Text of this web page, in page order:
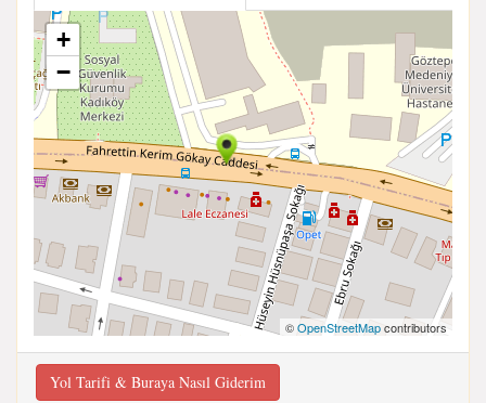
+
−
©OpenStreetMapcontributors
Yol Tarifi & Buraya Nasıl Giderim